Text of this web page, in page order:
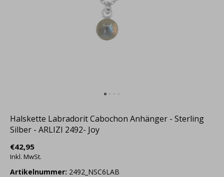
Halskette Labradorit Cabochon Anhänger - Sterling
Silber - ARLIZI 2492- Joy
€42,95
Inkl. MwSt.
Artikelnummer: 2492_NSC6LAB